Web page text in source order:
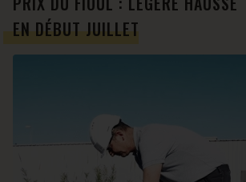
EN DÉBUT JUILLET